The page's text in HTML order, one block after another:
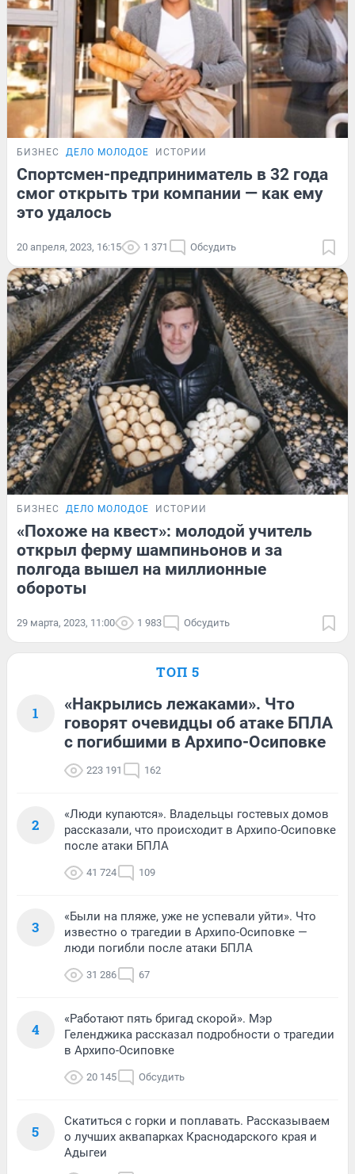
БИЗНЕС ДЕЛО МОЛОДОЕ ИСТОРИИ
Спортсмен-предприниматель в 32 года
смог открыть три компании — как ему
это удалось
20 апреля, 2023, 16:15 1 371 Обсудить
БИЗНЕС ДЕЛО МОЛОДОЕ ИСТОРИИ
«Похоже на квест»: молодой учитель
открыл ферму шампиньонов и за
полгода вышел на миллионные
обороты
29 марта, 2023, 11:00 1 983 Обсудить
ТОП 5
1
«Накрылись лежаками». Что
говорят очевидцы об атаке БПЛА
с погибшими в Архипо-Осиповке
223 191 162
2
«Люди купаются». Владельцы гостевых домов
рассказали, что происходит в Архипо-Осиповке
после атаки БПЛА
41 724 109
3
«Были на пляже, уже не успевали уйти». Что
известно о трагедии в Архипо-Осиповке —
люди погибли после атаки БПЛА
31 286 67
4
«Работают пять бригад скорой». Мэр
Геленджика рассказал подробности о трагедии
в Архипо-Осиповке
20 145 Обсудить
5
Скатиться с горки и поплавать. Рассказываем
о лучших аквапарках Краснодарского края и
Адыгеи